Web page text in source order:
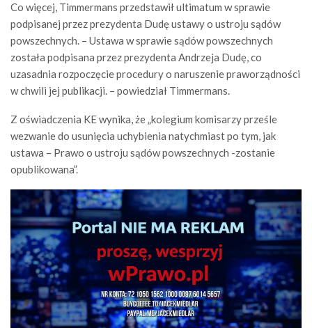
Co więcej, Timmermans przedstawił ultimatum w sprawie
podpisanej przez prezydenta Dudę ustawy o ustroju sądów
powszechnych. – Ustawa w sprawie sądów powszechnych
została podpisana przez prezydenta Andrzeja Dudę, co
uzasadnia rozpoczęcie procedury o naruszenie praworządności
w chwili jej publikacji. – powiedział Timmermans.
Z oświadczenia KE wynika, że „kolegium komisarzy prześle
wezwanie do usunięcia uchybienia natychmiast po tym, jak
ustawa – Prawo o ustroju sądów powszechnych -zostanie
opublikowana”.